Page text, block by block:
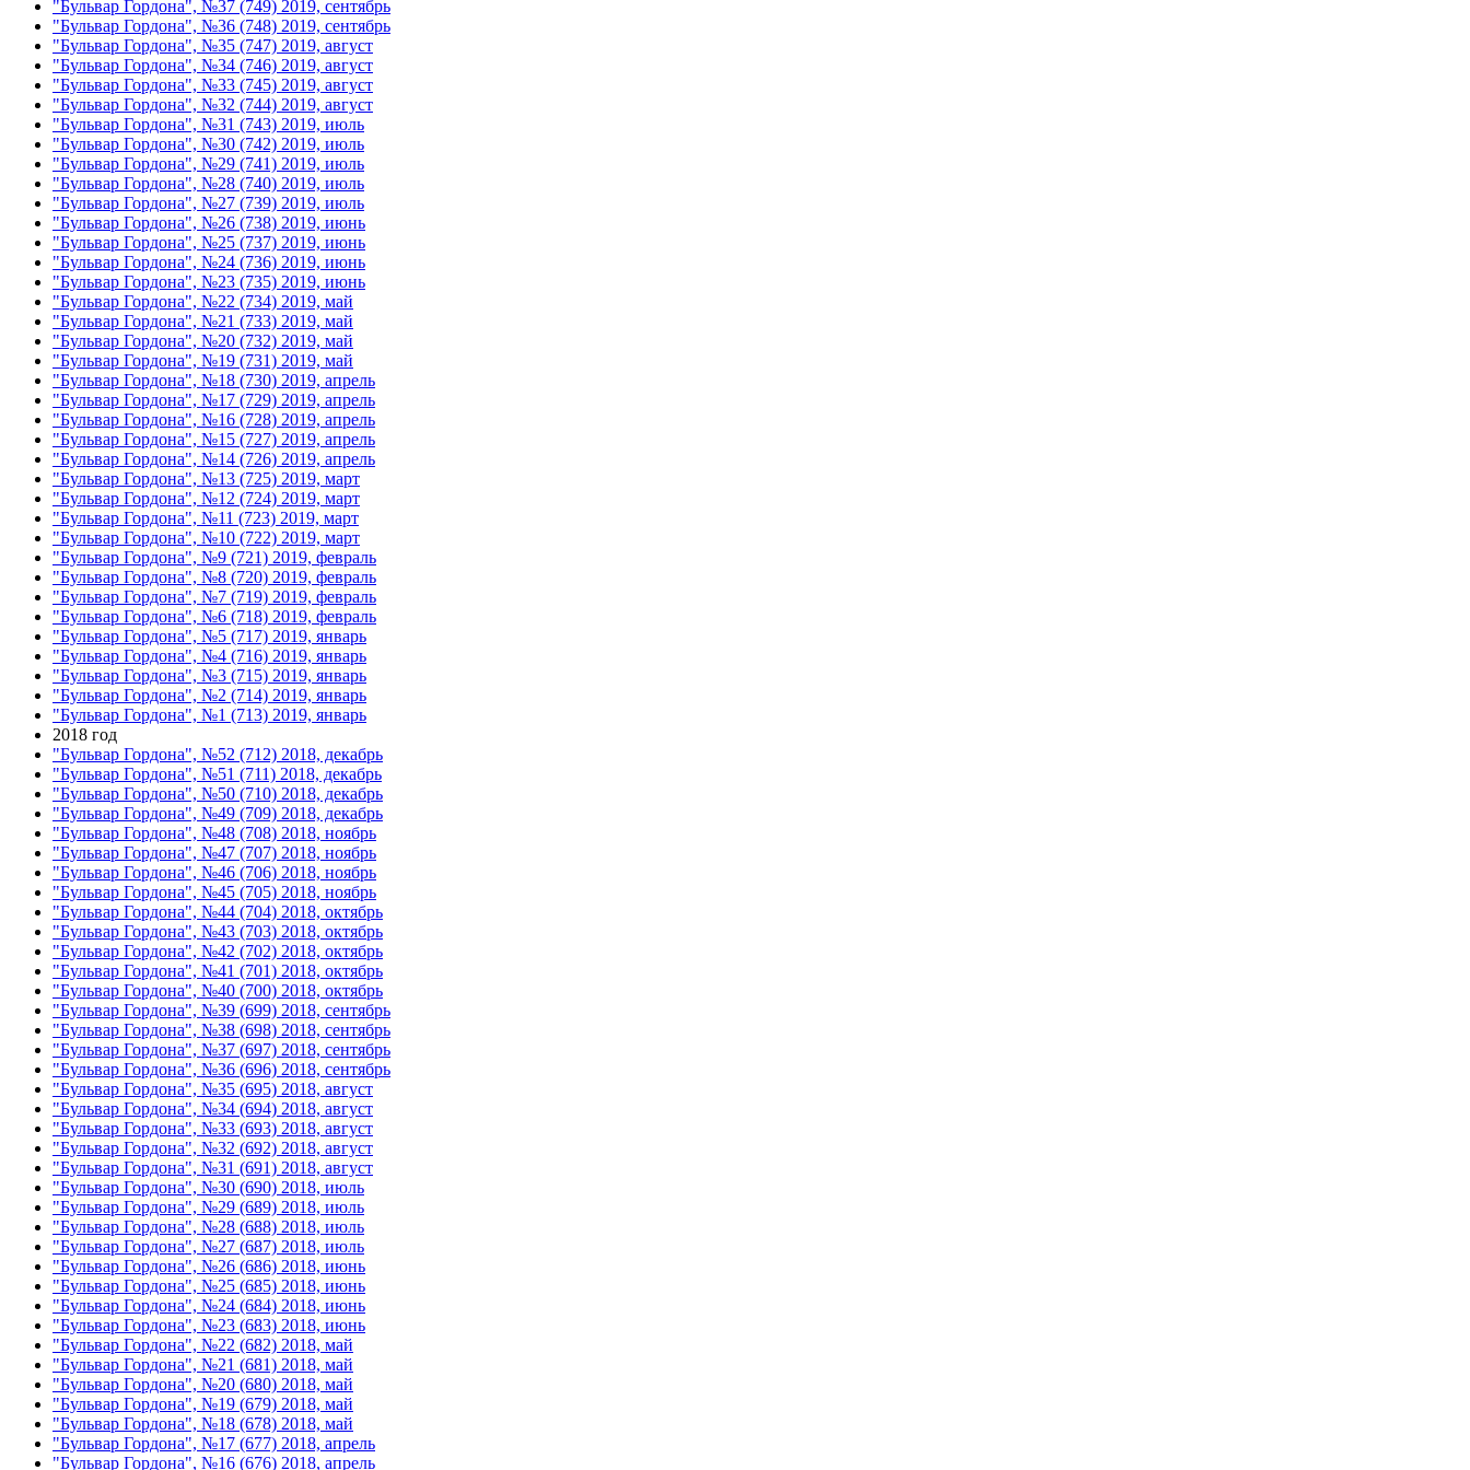
"Бульвар Гордона", №37 (749) 2019, сентябрь
"Бульвар Гордона", №36 (748) 2019, сентябрь
"Бульвар Гордона", №35 (747) 2019, август
"Бульвар Гордона", №34 (746) 2019, август
"Бульвар Гордона", №33 (745) 2019, август
"Бульвар Гордона", №32 (744) 2019, август
"Бульвар Гордона", №31 (743) 2019, июль
"Бульвар Гордона", №30 (742) 2019, июль
"Бульвар Гордона", №29 (741) 2019, июль
"Бульвар Гордона", №28 (740) 2019, июль
"Бульвар Гордона", №27 (739) 2019, июль
"Бульвар Гордона", №26 (738) 2019, июнь
"Бульвар Гордона", №25 (737) 2019, июнь
"Бульвар Гордона", №24 (736) 2019, июнь
"Бульвар Гордона", №23 (735) 2019, июнь
"Бульвар Гордона", №22 (734) 2019, май
"Бульвар Гордона", №21 (733) 2019, май
"Бульвар Гордона", №20 (732) 2019, май
"Бульвар Гордона", №19 (731) 2019, май
"Бульвар Гордона", №18 (730) 2019, апрель
"Бульвар Гордона", №17 (729) 2019, апрель
"Бульвар Гордона", №16 (728) 2019, апрель
"Бульвар Гордона", №15 (727) 2019, апрель
"Бульвар Гордона", №14 (726) 2019, апрель
"Бульвар Гордона", №13 (725) 2019, март
"Бульвар Гордона", №12 (724) 2019, март
"Бульвар Гордона", №11 (723) 2019, март
"Бульвар Гордона", №10 (722) 2019, март
"Бульвар Гордона", №9 (721) 2019, февраль
"Бульвар Гордона", №8 (720) 2019, февраль
"Бульвар Гордона", №7 (719) 2019, февраль
"Бульвар Гордона", №6 (718) 2019, февраль
"Бульвар Гордона", №5 (717) 2019, январь
"Бульвар Гордона", №4 (716) 2019, январь
"Бульвар Гордона", №3 (715) 2019, январь
"Бульвар Гордона", №2 (714) 2019, январь
"Бульвар Гордона", №1 (713) 2019, январь
2018 год
"Бульвар Гордона", №52 (712) 2018, декабрь
"Бульвар Гордона", №51 (711) 2018, декабрь
"Бульвар Гордона", №50 (710) 2018, декабрь
"Бульвар Гордона", №49 (709) 2018, декабрь
"Бульвар Гордона", №48 (708) 2018, ноябрь
"Бульвар Гордона", №47 (707) 2018, ноябрь
"Бульвар Гордона", №46 (706) 2018, ноябрь
"Бульвар Гордона", №45 (705) 2018, ноябрь
"Бульвар Гордона", №44 (704) 2018, октябрь
"Бульвар Гордона", №43 (703) 2018, октябрь
"Бульвар Гордона", №42 (702) 2018, октябрь
"Бульвар Гордона", №41 (701) 2018, октябрь
"Бульвар Гордона", №40 (700) 2018, октябрь
"Бульвар Гордона", №39 (699) 2018, сентябрь
"Бульвар Гордона", №38 (698) 2018, сентябрь
"Бульвар Гордона", №37 (697) 2018, сентябрь
"Бульвар Гордона", №36 (696) 2018, сентябрь
"Бульвар Гордона", №35 (695) 2018, август
"Бульвар Гордона", №34 (694) 2018, август
"Бульвар Гордона", №33 (693) 2018, август
"Бульвар Гордона", №32 (692) 2018, август
"Бульвар Гордона", №31 (691) 2018, август
"Бульвар Гордона", №30 (690) 2018, июль
"Бульвар Гордона", №29 (689) 2018, июль
"Бульвар Гордона", №28 (688) 2018, июль
"Бульвар Гордона", №27 (687) 2018, июль
"Бульвар Гордона", №26 (686) 2018, июнь
"Бульвар Гордона", №25 (685) 2018, июнь
"Бульвар Гордона", №24 (684) 2018, июнь
"Бульвар Гордона", №23 (683) 2018, июнь
"Бульвар Гордона", №22 (682) 2018, май
"Бульвар Гордона", №21 (681) 2018, май
"Бульвар Гордона", №20 (680) 2018, май
"Бульвар Гордона", №19 (679) 2018, май
"Бульвар Гордона", №18 (678) 2018, май
"Бульвар Гордона", №17 (677) 2018, апрель
"Бульвар Гордона", №16 (676) 2018, апрель